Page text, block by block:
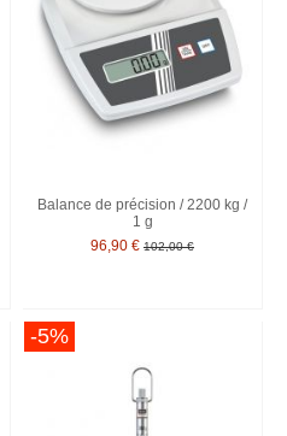
Balance de précision / 2200 kg /
1 g
96,90 € 102,00 €
-5%